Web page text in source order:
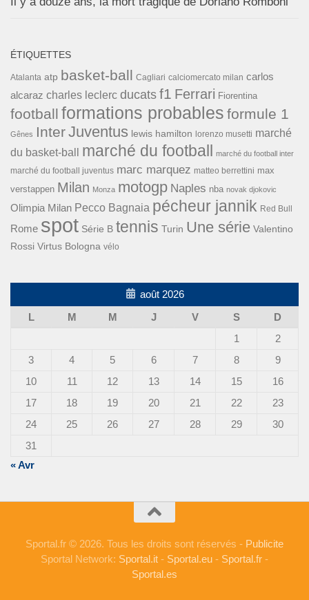
ÉTIQUETTES
Atalanta atp basket-ball Cagliari calciomercato milan carlos
alcaraz charles leclerc ducats f1 Ferrari Fiorentina
football formations probables formule 1
Gênes InterJuventus lewis hamilton lorenzo musetti marché
du basket-ball
marché du football marché du football inter
marché du football juventus marc marquez matteo berrettini max
verstappen Milan Monza motogp Naples nba novak djokovic
Olimpia Milan Pecco Bagnaia pécheur jannik Red Bull
Rome spot Série B tennis Turin Une série Valentino
Rossi Virtus Bologna vélo
août 2026
L
M M J V S
D
1
2
3
4 5 6 7 8
9
10
11 12 13 14 15
16
17
18 19 20 21 22
23
24
25 26 27 28 29
30
31
« Avr
Sportal.fr © 2026. Tous les droits sont réservés - Publicite
Sportal Network: Sportal.it - Sportal.eu - Sportal.fr -
Sportal.es